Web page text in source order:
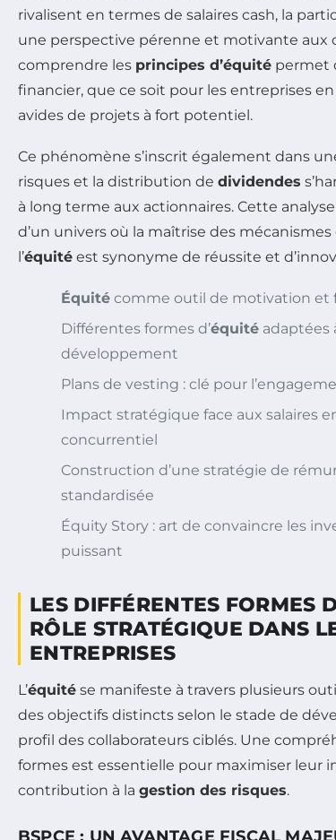
rivalisent en termes de salaires cash, la
une perspective pérenne et motivante aux
comprendre les principes d’équité permet
financier, que ce soit pour les entreprises
avides de projets à fort potentiel.
Ce phénomène s’inscrit également dans
risques et la distribution de dividendes
à long terme aux actionnaires. Cette
d’un univers où la maîtrise des mécanismes
l’équité est synonyme de réussite et
Équité comme outil de motivation et
Différentes formes d’équité adaptées
développement
Plans de vesting : clé pour
Impact stratégique face aux salaires
concurrentiel
Construction d’une stratégie de
standardisée
Équity Story : art de convaincre les
puissant
LES DIFFÉRENTES FORMES
RÔLE STRATÉGIQUE DANS
ENTREPRISES
L’équité se manifeste à travers plusieurs
des objectifs distincts selon le stade de
profil des collaborateurs ciblés. Une
formes est essentielle pour maximiser leur
contribution à la gestion des risques.